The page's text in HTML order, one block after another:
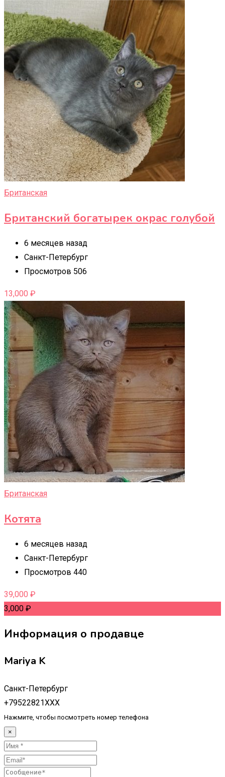
Британская
Британский богатырек окрас голубой
6 месяцев назад
Санкт-Петербург
Просмотров 506
13,000 ₽
Британская
Котята
6 месяцев назад
Санкт-Петербург
Просмотров 440
39,000 ₽
3,000 ₽
Информация о продавце
Mariya K
Санкт-Петербург
+79522821XXX
Нажмите, чтобы посмотреть номер телефона
×